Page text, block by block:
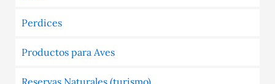
Perdices
Productos para Aves
Reservas Naturales (turismo)